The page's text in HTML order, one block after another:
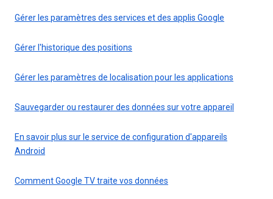
Gérer les paramètres des services et des applis Google
Gérer l'historique des positions
Gérer les paramètres de localisation pour les applications
Sauvegarder ou restaurer des données sur votre appareil
En savoir plus sur le service de configuration d'appareils
Android
Comment Google TV traite vos données